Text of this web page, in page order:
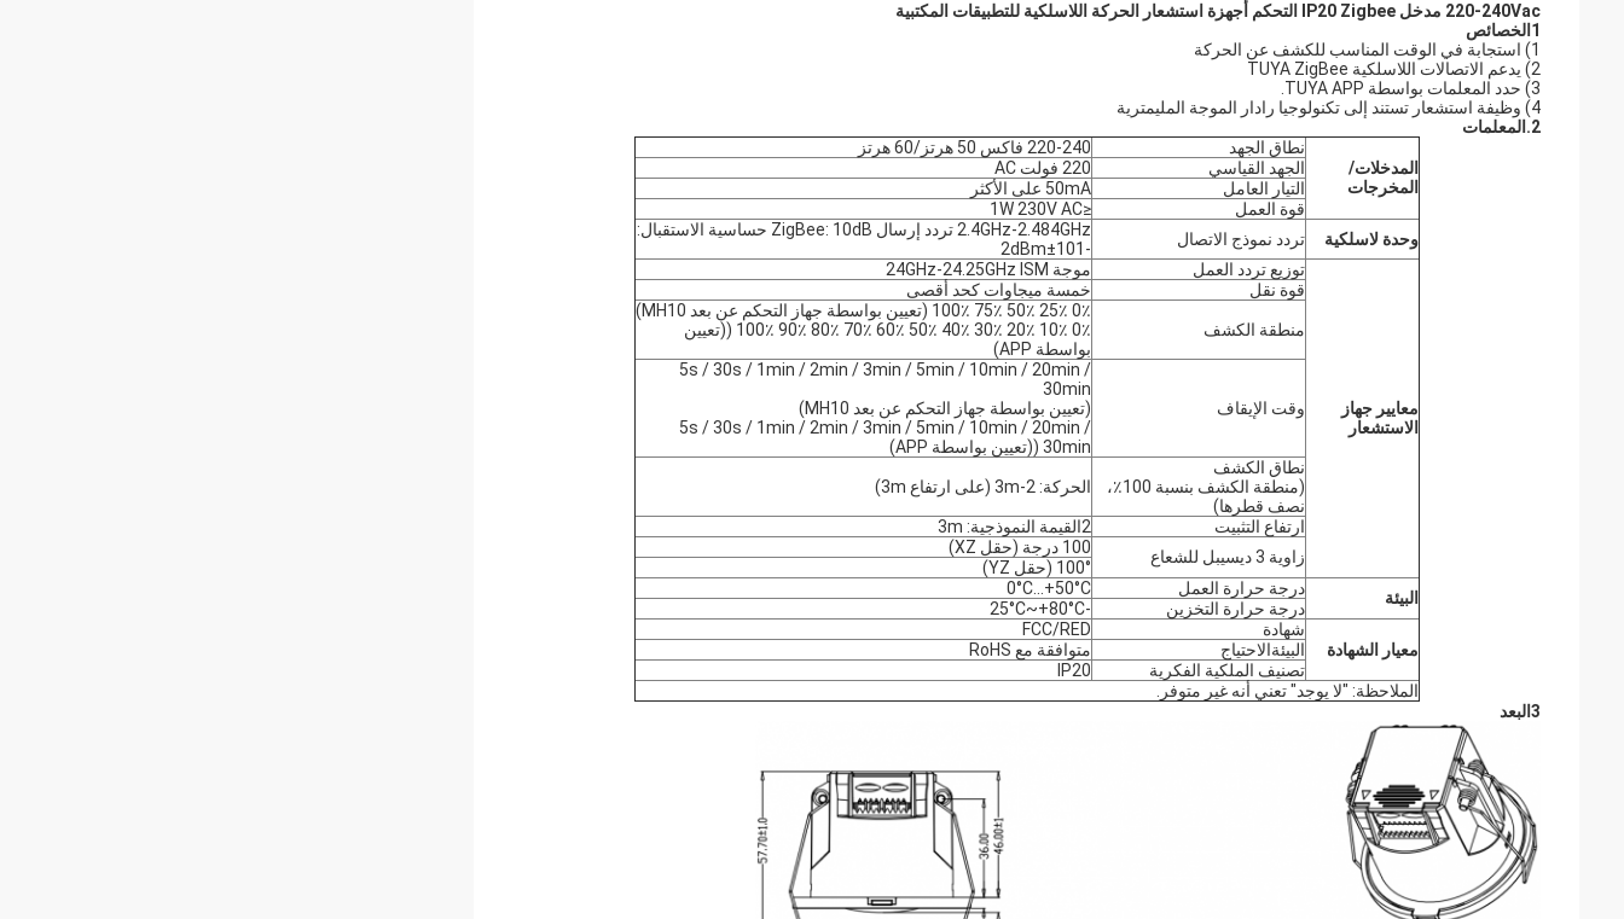
220-240Vac مدخل IP20 Zigbee التحكم أجهزة استشعار الحركة اللاسلكية للتطبيقات المكتبية
1الخصائص
1) استجابة في الوقت المناسب للكشف عن الحركة
2) يدعم الاتصالات اللاسلكية TUYA ZigBee
3) حدد المعلمات بواسطة TUYA APP.
4) وظيفة استشعار تستند إلى تكنولوجيا رادار الموجة المليمترية
2. المعلمات
المدخلات/
المخرجات
نطاق الجهد
220-240 فاكس 50 هرتز/60 هرتز
الجهد القياسي
220 فولت AC
التيار العامل
50mA على الأكثر
قوة العمل
≤1W 230V AC
وحدة لاسلكية
تردد نموذج الاتصال
2.4GHz-2.484GHz تردد إرسال ZigBee: 10dB حساسية الاستقبال:
-101±2dBm
معايير جهاز
الاستشعار
توزيع تردد العمل
موجة 24GHz-24.25GHz ISM
قوة نقل
خمسة ميجاوات كحد أقصى
منطقة الكشف
0٪ 25٪ 50٪ 75٪ 100٪ (تعيين بواسطة جهاز التحكم عن بعد MH10)
0٪ 10٪ 20٪ 30٪ 40٪ 50٪ 60٪ 70٪ 80٪ 90٪ 100٪ ((تعيين
بواسطة APP)
وقت الإيقاف
5s / 30s / 1min / 2min / 3min / 5min / 10min / 20min /
30min
(تعيين بواسطة جهاز التحكم عن بعد MH10)
5s / 30s / 1min / 2min / 3min / 5min / 10min / 20min /
30min ((تعيين بواسطة APP)
نطاق الكشف
(منطقة الكشف بنسبة 100٪،
نصف قطرها)
الحركة: 2-3m (على ارتفاع 3m)
ارتفاع التثبيت
2القيمة النموذجية: 3m
زاوية 3 ديسيبل للشعاع
100 درجة (حقل XZ)
100° (حقل YZ)
البيئة
درجة حرارة العمل
0°C...+50°C
درجة حرارة التخزين
-25°C~+80°C
معيار الشهادة
شهادة
FCC/RED
البيئةالاحتياج
متوافقة مع RoHS
تصنيف الملكية الفكرية
IP20
الملاحظة: "لا يوجد" تعني أنه غير متوفر.
3البعد